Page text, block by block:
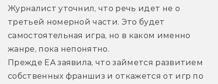
Журналист уточнил, что речь идет не о
третьей номерной части. Это будет
самостоятельная игра, но в каком именно
жанре, пока непонятно.
Прежде EA заявила, что займется развитием
собственных франшиз и откажется от игр по